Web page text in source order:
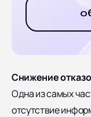
Снижение
Одна из самых
отсутствие